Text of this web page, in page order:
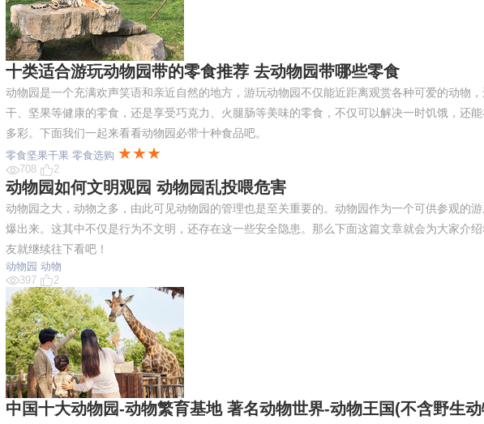
十类适合游玩动物园带的零食推荐 去动物园带哪些零食
动物园是一个充满欢声笑语和亲近自然的地方，游玩动物园不仅能近距离观赏各种可爱的动物
干、坚果等健康的零食，还是享受巧克力、火腿肠等美味的零食，不仅可以解决一时饥饿，还
多彩。下面我们一起来看看动物园必带十种食品吧。
零食坚果干果 零食选购 ★★★
708 2
动物园如何文明观园 动物园乱投喂危害
动物园之大，动物之多，由此可见动物园的管理也是至关重要的。动物园作为一个可供参观的
爆出来。这其中不仅是行为不文明，还存在这一些安全隐患。那么下面这篇文章就会为大家介
友就继续往下看吧！
动物园 动物
397
2
中国十大动物园-动物繁育基地 著名动物世界-动物王国(不含野生